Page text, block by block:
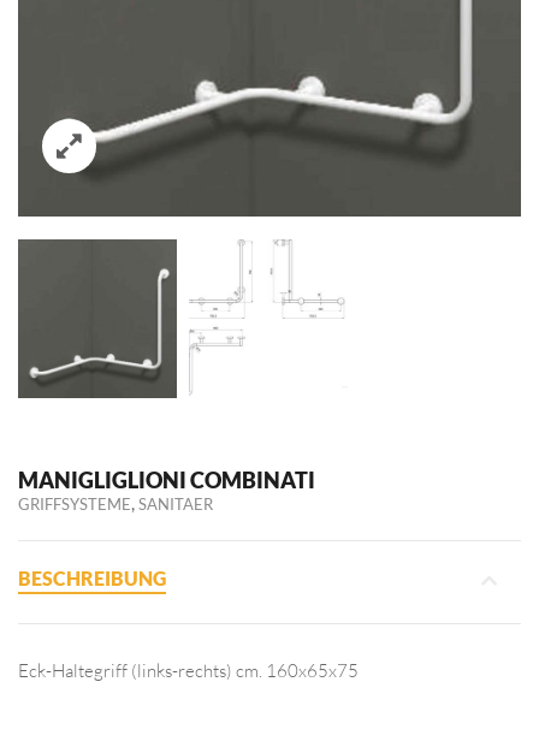
MANIGLIGLIONI COMBINATI
GRIFFSYSTEME,SANITAER
BESCHREIBUNG
Eck-Haltegriff (links-rechts) cm. 160x65x75